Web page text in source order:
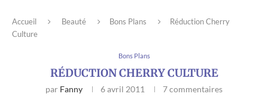
Accueil Beauté Bons Plans
Réduction Cherry
Culture
Bons Plans
RÉDUCTION CHERRY CULTURE
par Fanny 6 avril 2011 7 commentaires